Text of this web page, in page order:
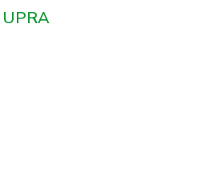
UPRA